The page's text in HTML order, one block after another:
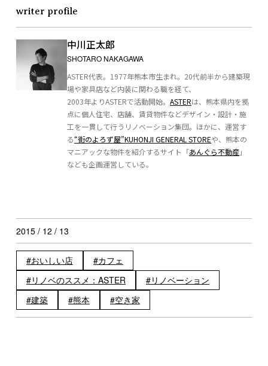
writer profile
中川正太郎
SHOTARO NAKAGAWA
ASTER代表。1977年熊本市生まれ。20代前半から建築現
場や家具店など内装に関わる職を経て、
2003年よりASTERで活動開始。 ASTERは、熊本県内を拠
点に個人住宅、店舗、賃貸物件などデザイン・設計・施
工を一貫して行うリノベーション集団。ほかに、運営す
る“街のよろず屋”KUHONJI GENERAL STOREや、熊本の
マニアックな物件を紹介するサイト「あんぐら不動産」
なども企画運営している。
2015 / 12 / 13
おいしい店
カフェ
リノベのススメ：ASTER
リノベーション
建築
熊本 空き家